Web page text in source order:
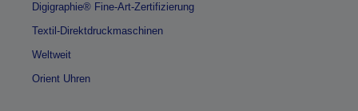
Digigraphie® Fine-Art-Zertifizierung
Textil-Direktdruckmaschinen
Weltweit
Orient Uhren